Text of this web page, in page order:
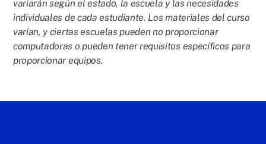
variarán según el estado, la escuela y las necesidades
individuales de cada estudiante. Los materiales del curso
varían, y ciertas escuelas pueden no proporcionar
computadoras o pueden tener requisitos específicos para
proporcionar equipos.